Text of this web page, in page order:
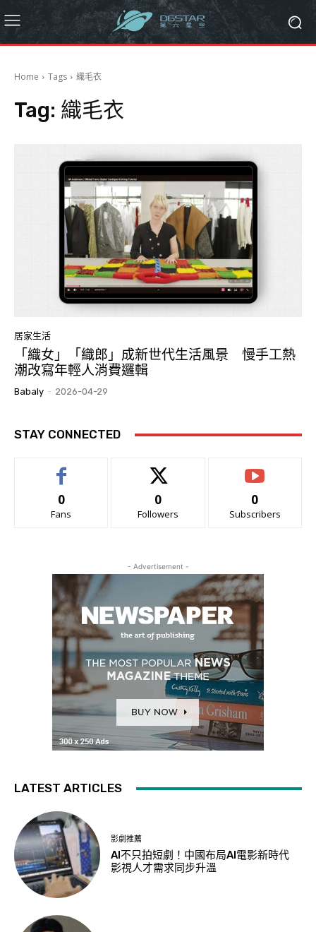
Home Tags 織毛衣
Tag: 織毛衣
居家生活
「織女」「織郎」成新世代生活風景 慢手工熱
潮改寫年輕人消費邏輯
Babaly - 2026-04-29
STAY CONNECTED
0
Fans
0
Followers
0
Subscribers
- Advertisement -
LATEST ARTICLES
影劇推薦
AI不只拍短劇！中國布局AI電影新時代
影視人才需求同步升溫